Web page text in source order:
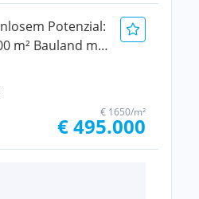
Potenzial:
m² Bauland mit
€ 1650/m²
€ 495.000